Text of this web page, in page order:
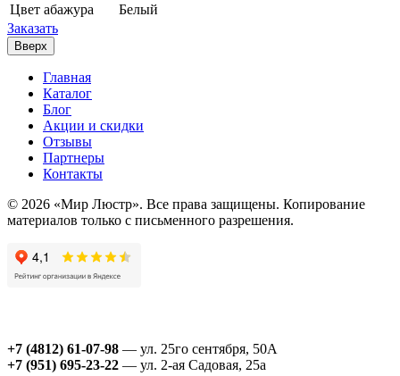
Цвет абажура
Белый
Заказать
Вверх
Главная
Каталог
Блог
Акции и скидки
Отзывы
Партнеры
Контакты
© 2026 «Мир Люстр». Все права защищены. Копирование
материалов только с письменного разрешения.
+7 (4812) 61-07-98 — ул. 25го сентября, 50А
+7 (951) 695-23-22 — ул. 2-ая Садовая, 25а